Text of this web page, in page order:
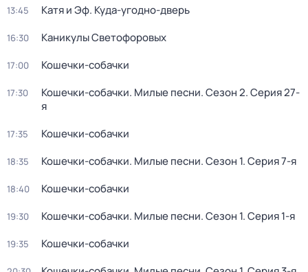
13:45 Катя и Эф. Куда-угодно-дверь
16:30 Каникулы Светофоровых
17:00 Кошечки-собачки
17:30 Кошечки-собачки. Милые песни. Сезон 2. Серия 27-
я
17:35 Кошечки-собачки
18:35 Кошечки-собачки. Милые песни. Сезон 1. Серия 7-я
18:40 Кошечки-собачки
19:30 Кошечки-собачки. Милые песни. Сезон 1. Серия 1-я
19:35 Кошечки-собачки